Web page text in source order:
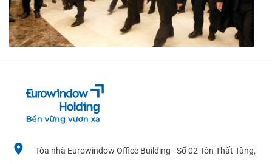
Tòa nhà Eurowindow Office Building - Số 02 Tôn Thất Tùng,